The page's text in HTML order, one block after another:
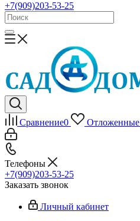
+7(909)203-53-25
Сравнение0 Отложенные
Телефоны
+7(909)203-53-25
Заказать звонок
Личный кабинет